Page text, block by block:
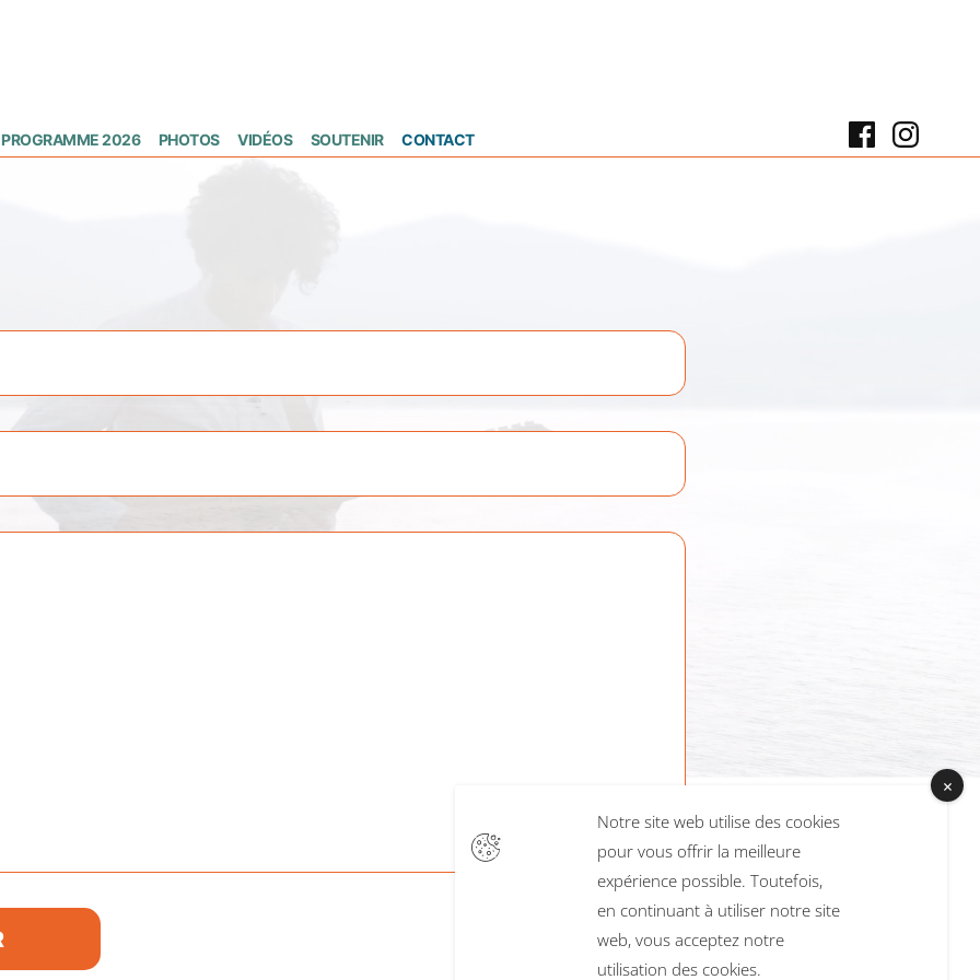
PROGRAMME 2026 PHOTOS VIDÉOS SOUTENIR CONTACT Facebook
Notre site web utilise des cookies
pour vous offrir la meilleure
expérience possible. Toutefois,
en continuant à utiliser notre site
web, vous acceptez notre
utilisation des cookies.